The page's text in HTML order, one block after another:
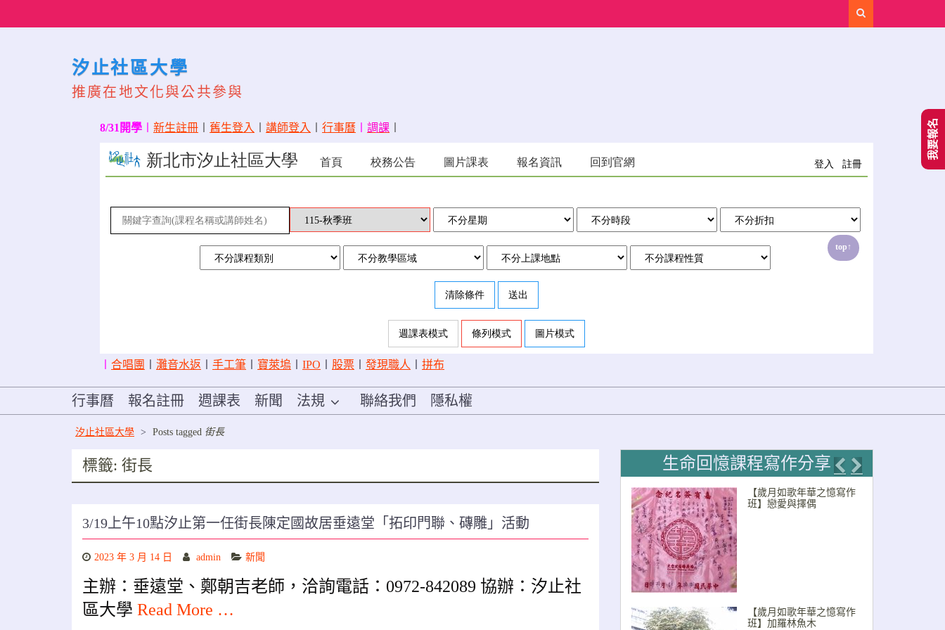
汐止社區大學
推廣在地文化與公共參與
8/31開學 新生註冊 舊生登入 講師登入 行事曆 調課
合唱團 灘音水返 手工筆 寶萊塢 IPO 股票 發現職人 拼布
行事曆 報名註冊 週課表 新聞 法規 聯絡我們 隱私權
汐止社區大學 > Posts tagged 街長
標籤: 街長
3/19上午10點汐止第一任街長陳定國故居垂遠堂「拓印門聯、磚雕」活動
2023 年 3 月 14 日 admin 新聞
主辦：垂遠堂、鄭朝吉老師，洽詢電話：0972-842089 協辦：汐止社
區大學 Read More …
生命回憶課程寫作分享
Previous
Next
【歲月如歌年華之憶寫作
班】戀愛與擇偶
【歲月如歌年華之憶寫作
班】加羅林魚木
我要報名